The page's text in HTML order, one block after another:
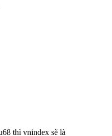
thì vnindex sẽ là